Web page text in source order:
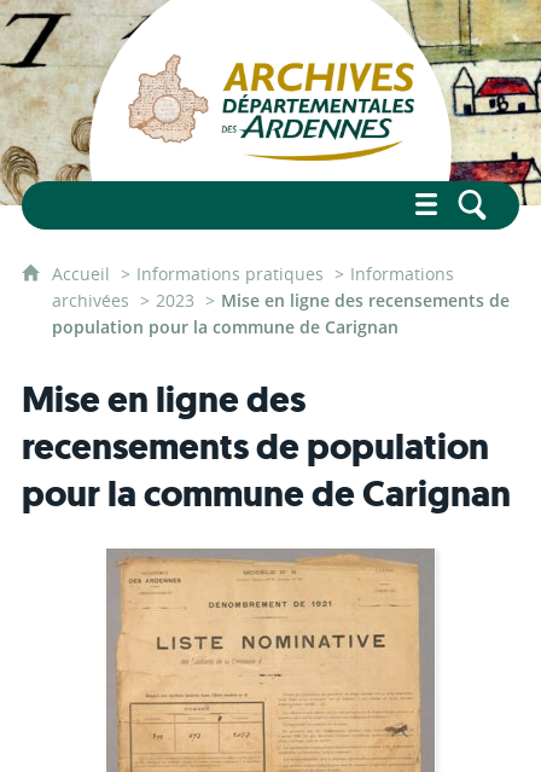
Accueil Informations pratiques
Informations
archivées
2023
Mise en ligne des recensements de
population pour la commune de Carignan
Mise en ligne des
recensements de population
pour la commune de Carignan